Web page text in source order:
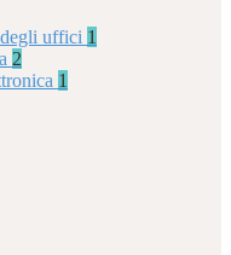
uffici 1
2
1